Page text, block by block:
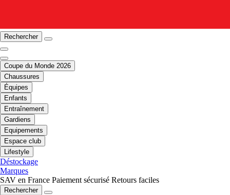
Rechercher
Coupe du Monde 2026
Chaussures
Équipes
Enfants
Entraînement
Gardiens
Equipements
Espace club
Lifestyle
Déstockage
Marques
SAV en France Paiement sécurisé Retours faciles
Rechercher